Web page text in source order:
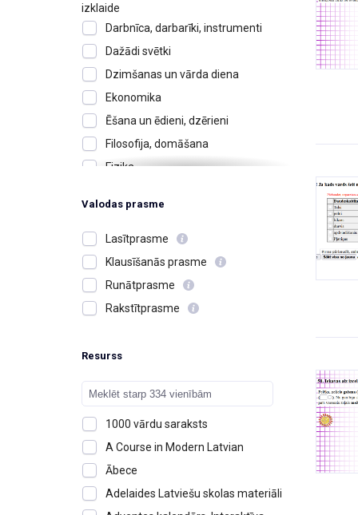
izklaide
Darbnīca, darbarīki, instrumenti
Dažādi svētki
Dzimšanas un vārda diena
Ekonomika
Ēšana un ēdieni, dzērieni
Filosofija, domāšana
Fizika
Izglītība un skolas
Jūtas, emocijas
Kafejnīcas un restorāni
Kalendārs, laiks, diena, mēnesis,
gads
Ķīmija
Valodas prasme
Lasītprasme
Klausīšanās prasme
Runātprasme
Rakstītprasme
Resurss
1000 vārdu saraksts
A Course in Modern Latvian
Ābece
Adelaides Latviešu skolas materiāli